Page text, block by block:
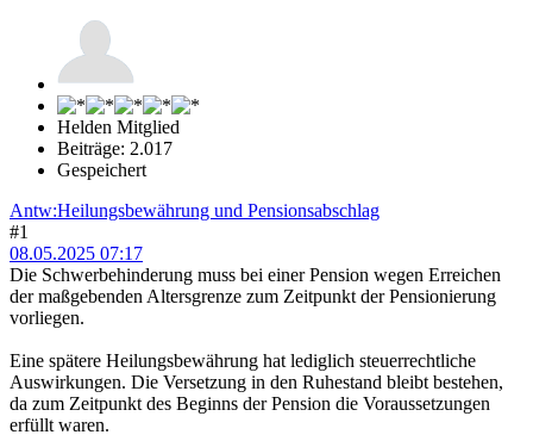
Helden Mitglied
Beiträge: 2.017
Gespeichert
Antw:Heilungsbewährung und Pensionsabschlag
#1
08.05.2025 07:17
Die Schwerbehinderung muss bei einer Pension wegen Erreichen
der maßgebenden Altersgrenze zum Zeitpunkt der Pensionierung
vorliegen.
Eine spätere Heilungsbewährung hat lediglich steuerrechtliche
Auswirkungen. Die Versetzung in den Ruhestand bleibt bestehen,
da zum Zeitpunkt des Beginns der Pension die Voraussetzungen
erfüllt waren.